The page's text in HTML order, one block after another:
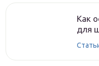
Как
для